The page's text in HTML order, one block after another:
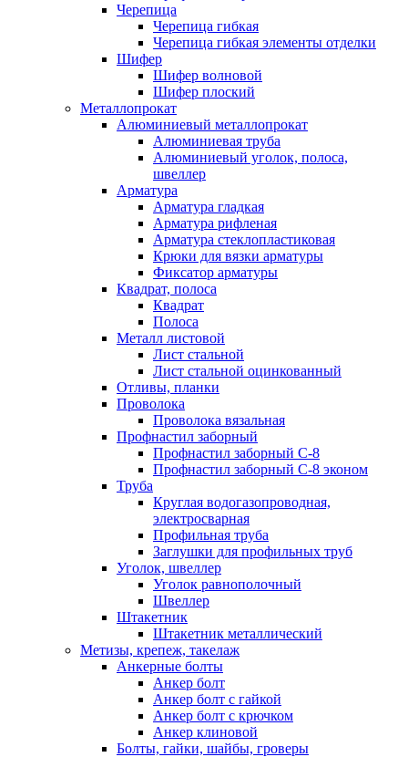
Черепица
Черепица гибкая
Черепица гибкая элементы отделки
Шифер
Шифер волновой
Шифер плоский
Металлопрокат
Алюминиевый металлопрокат
Алюминиевая труба
Алюминиевый уголок, полоса,
швеллер
Арматура
Арматура гладкая
Арматура рифленая
Арматура стеклопластиковая
Крюки для вязки арматуры
Фиксатор арматуры
Квадрат, полоса
Квадрат
Полоса
Металл листовой
Лист стальной
Лист стальной оцинкованный
Отливы, планки
Проволока
Проволока вязальная
Профнастил заборный
Профнастил заборный С-8
Профнастил заборный С-8 эконом
Труба
Круглая водогазопроводная,
электросварная
Профильная труба
Заглушки для профильных труб
Уголок, швеллер
Уголок равнополочный
Швеллер
Штакетник
Штакетник металлический
Метизы, крепеж, такелаж
Анкерные болты
Анкер болт
Анкер болт с гайкой
Анкер болт с крючком
Анкер клиновой
Болты, гайки, шайбы, гроверы